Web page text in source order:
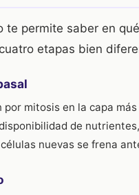
te permite saber en
etapas bien
mitosis en la capa
de
nuevas se frena